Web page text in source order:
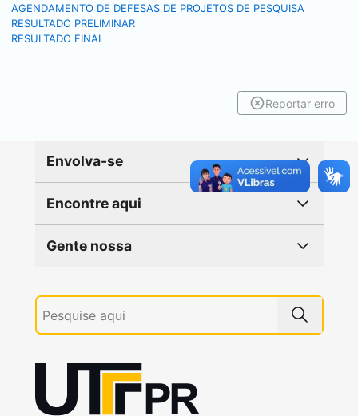
AGENDAMENTO DE DEFESAS DE PROJETOS DE PESQUISA
RESULTADO PRELIMINAR
RESULTADO FINAL
Reportar erro
Envolva-se
Encontre aqui
Gente nossa